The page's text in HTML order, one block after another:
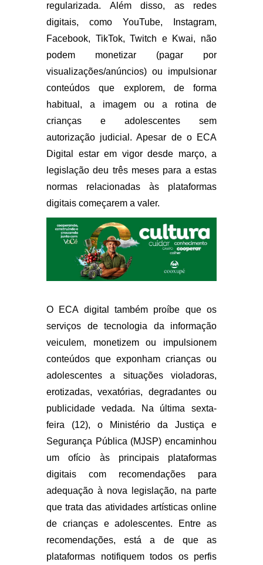
regularizada. Além disso, as redes
digitais, como YouTube, Instagram,
Facebook, TikTok, Twitch e Kwai, não
podem monetizar (pagar por
visualizações/anúncios) ou impulsionar
conteúdos que explorem, de forma
habitual, a imagem ou a rotina de
crianças e adolescentes sem
autorização judicial. Apesar de o ECA
Digital estar em vigor desde março, a
legislação deu três meses para a estas
normas relacionadas às plataformas
digitais começarem a valer.
O ECA digital também proíbe que os
serviços de tecnologia da informação
veiculem, monetizem ou impulsionem
conteúdos que exponham crianças ou
adolescentes a situações violadoras,
erotizadas, vexatórias, degradantes ou
publicidade vedada. Na última sexta-
feira (12), o Ministério da Justiça e
Segurança Pública (MJSP) encaminhou
um ofício às principais plataformas
digitais com recomendações para
adequação à nova legislação, na parte
que trata das atividades artísticas online
de crianças e adolescentes. Entre as
recomendações, está a de que as
plataformas notifiquem todos os perfis